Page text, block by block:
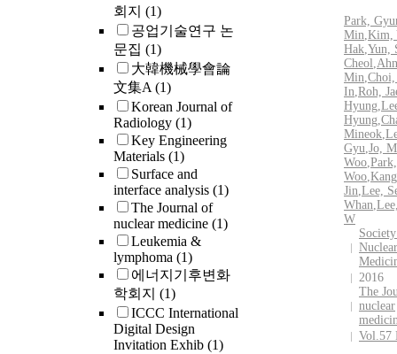
회지 (1)
공업기술연구 논
문집 (1)
大韓機械學會論
文集A(1)
Korean Journal of
Radiology (1)
Key Engineering
Materials (1)
Surface and
interface analysis (1)
The Journal of
nuclear medicine (1)
Leukemia &
lymphoma (1)
에너지기후변화
학회지 (1)
ICCC International
Digital Design
Invitation Exhib (1)
(R), the R
the
model.
decreased
compared
in NGT in
obese and
groups,
There was
significant
difference
insulin
(R)
and IGT
Whereas
insulin
peak
Park,
Min,Kim,
Hak,Yun,
Cheol,
Min,
In,Roh,
Hyung,
Hyung,
Mineok,
Gyu,Jo,
Woo,
Woo,
Jin,Lee,
Whan,
W
Nuclear
2016
The
nuclear
Vol.57